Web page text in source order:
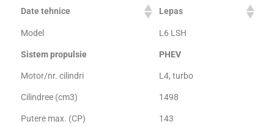
Date tehnice Lepas
Model L6 LSH
Sistem propulsie PHEV
Motor/nr. cilindri L4, turbo
Cilindree (cm3) 1498
Putere max. (CP) 143